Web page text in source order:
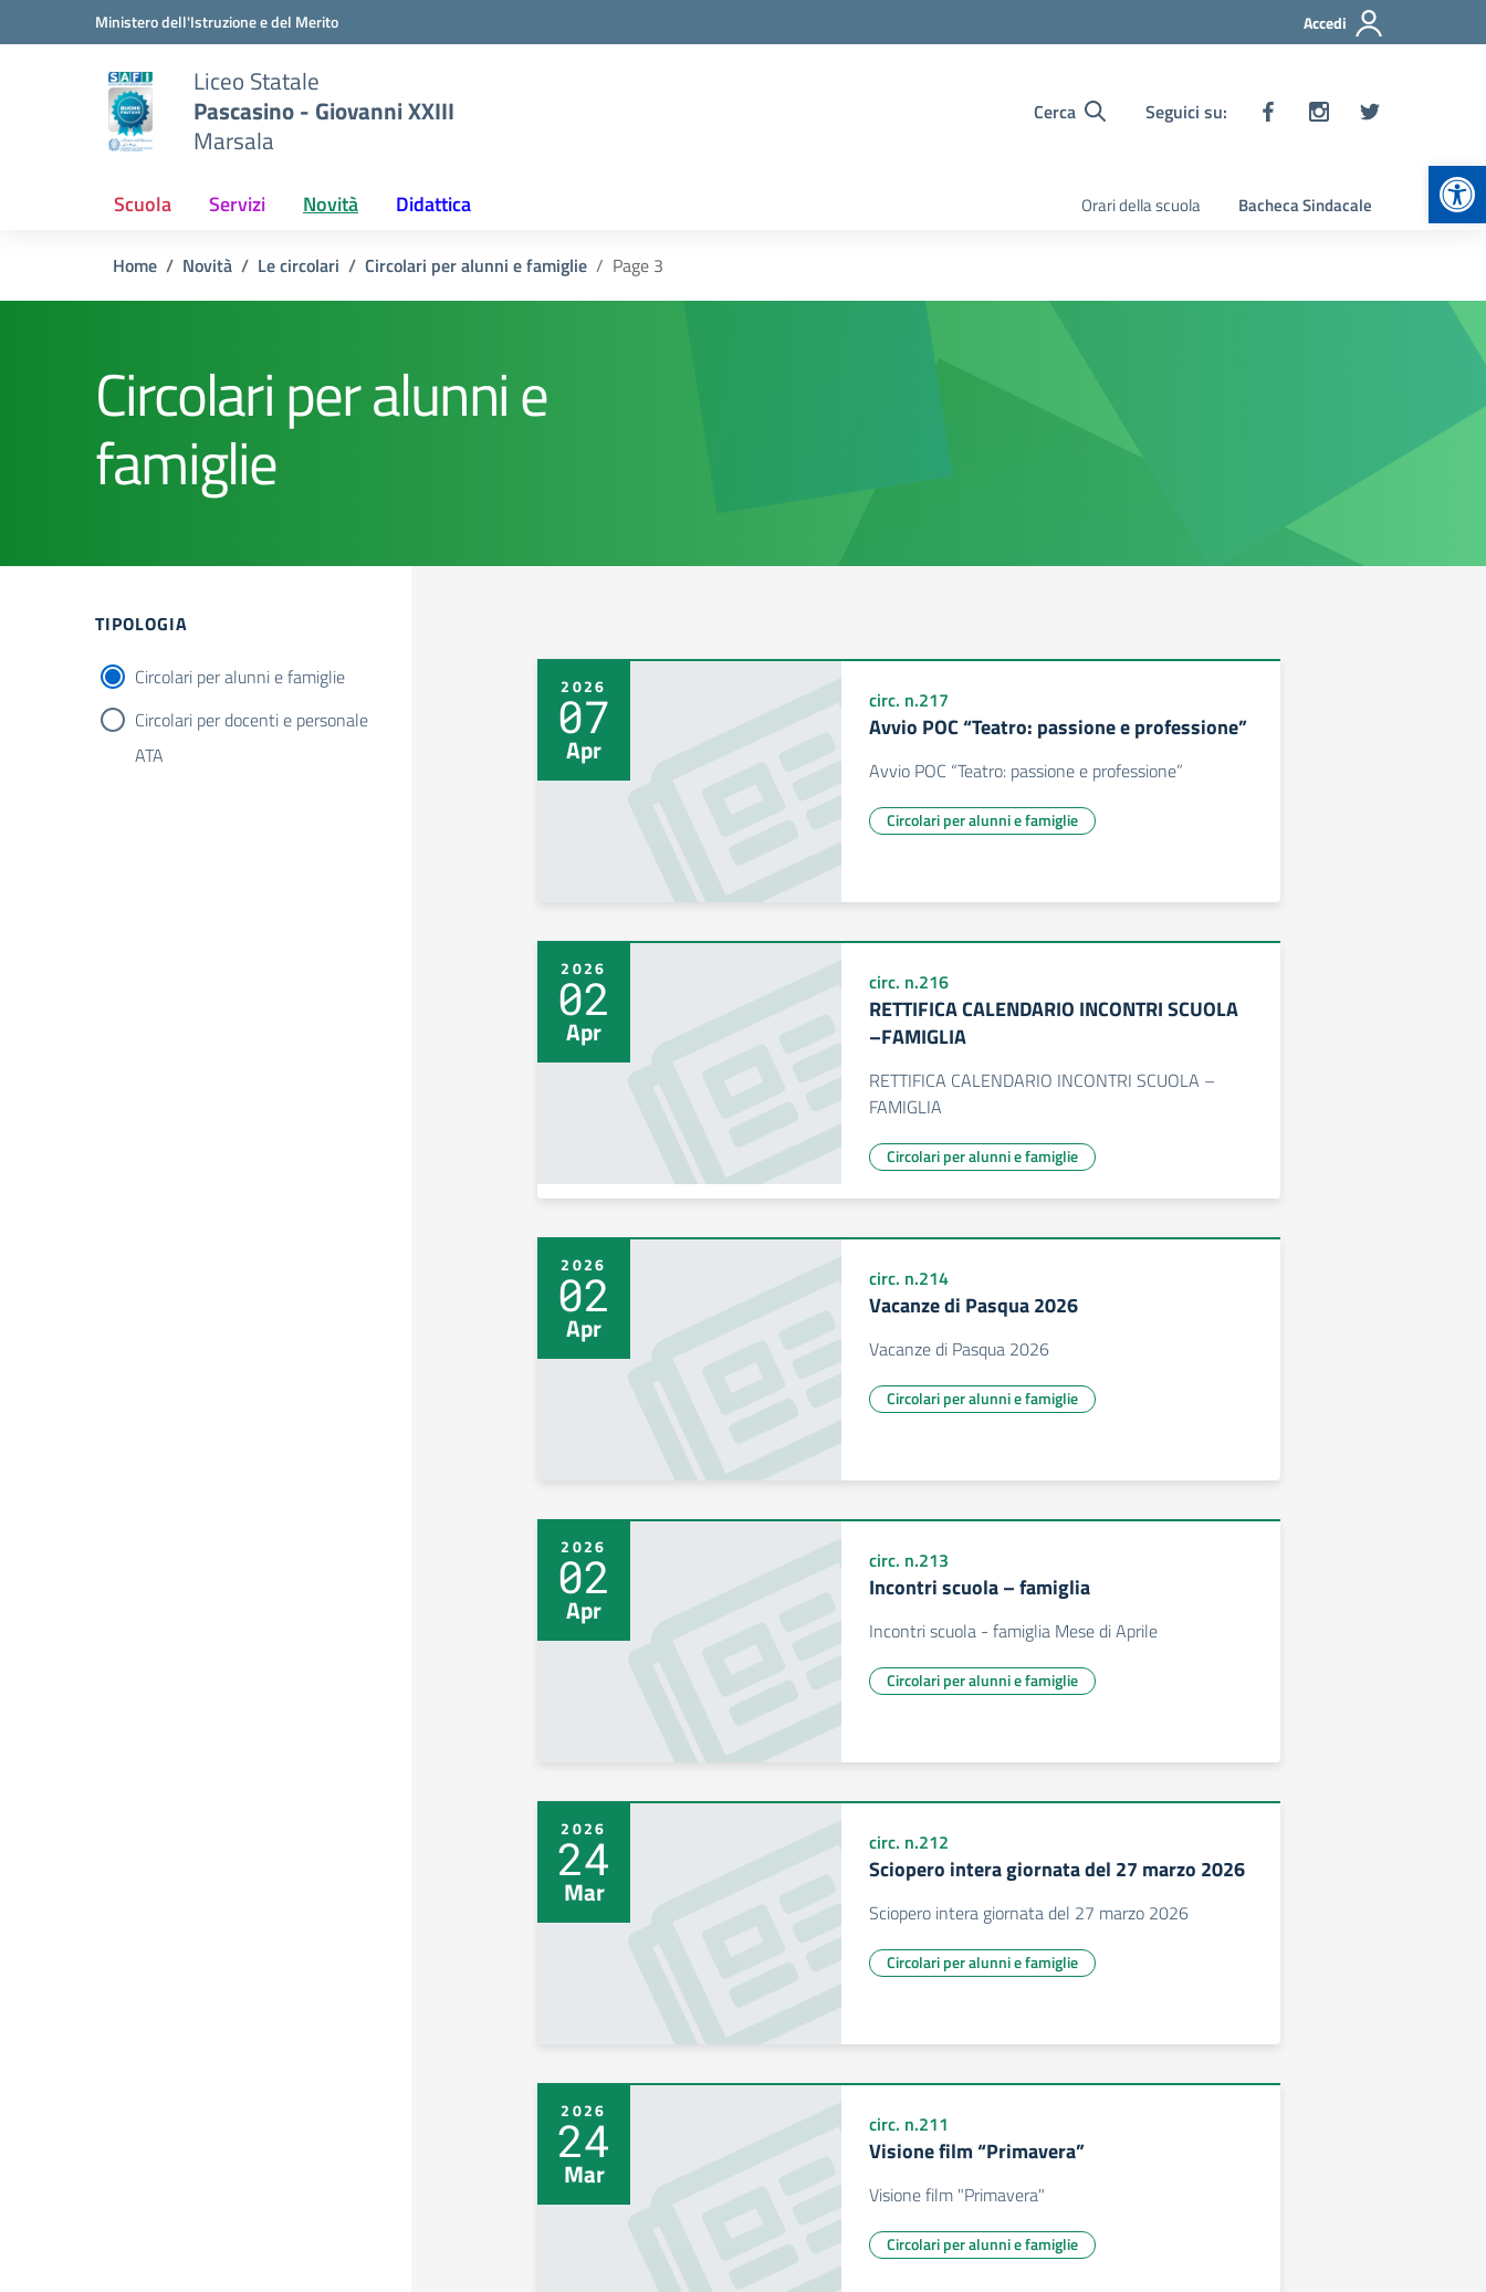
Vai ai contenuti
Vai al menu di navigazioneMinistero dell'Istruzione e del Merito Accedi
Liceo Statale
Pascasino - Giovanni XXIII
Marsala
Cerca Seguici su:
Scuola Servizi Novità Didattica Orari della scuola Bacheca Sindacale
Home Novità Le circolari Circolari per alunni e famiglie Page 3
Circolari per alunni e
famiglie
Filtri
TIPOLOGIA
Circolari per alunni e famiglie
Circolari per docenti e personale
ATA
2026
07
Apr
circ. n.217
Avvio POC “Teatro: passione e professione”
Avvio POC “Teatro: passione e professione”
Circolari per alunni e famiglie
2026
02
Apr
circ. n.216
RETTIFICA CALENDARIO INCONTRI SCUOLA
–FAMIGLIA
RETTIFICA CALENDARIO INCONTRI SCUOLA –
FAMIGLIA
Circolari per alunni e famiglie
2026
02
Apr
circ. n.214
Vacanze di Pasqua 2026
Vacanze di Pasqua 2026
Circolari per alunni e famiglie
2026
02
Apr
circ. n.213
Incontri scuola – famiglia
Incontri scuola - famiglia Mese di Aprile
Circolari per alunni e famiglie
2026
24
Mar
circ. n.212
Sciopero intera giornata del 27 marzo 2026
Sciopero intera giornata del 27 marzo 2026
Circolari per alunni e famiglie
2026
24
Mar
circ. n.211
Visione film “Primavera”
Visione film "Primavera"
Circolari per alunni e famiglie